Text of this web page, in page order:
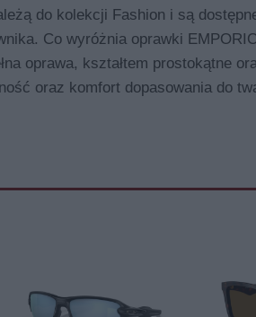
do kolekcji Fashion i są
Co wyróżnia oprawki
oprawa, kształtem prostokątne
oraz komfort dopasowania do